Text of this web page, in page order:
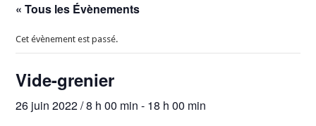
« Tous les Évènements
Cet évènement est passé.
Vide-grenier
26 juin 2022 / 8 h 00 min - 18 h 00 min